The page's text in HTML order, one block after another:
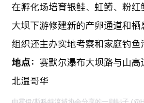
在孵化场培育银鲑、虹鳟、粉红
大坝下游修建新的产卵通道和栖
组织还主办实地考察和家庭钓鱼
地点： 赛默尔瀑布大坝路与山高
北温哥华